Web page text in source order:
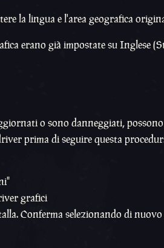
la lingua e l'area geografica
erano già impostate su Inglese
o sono danneggiati,
prima di seguire questa
grafici
Conferma selezionando di